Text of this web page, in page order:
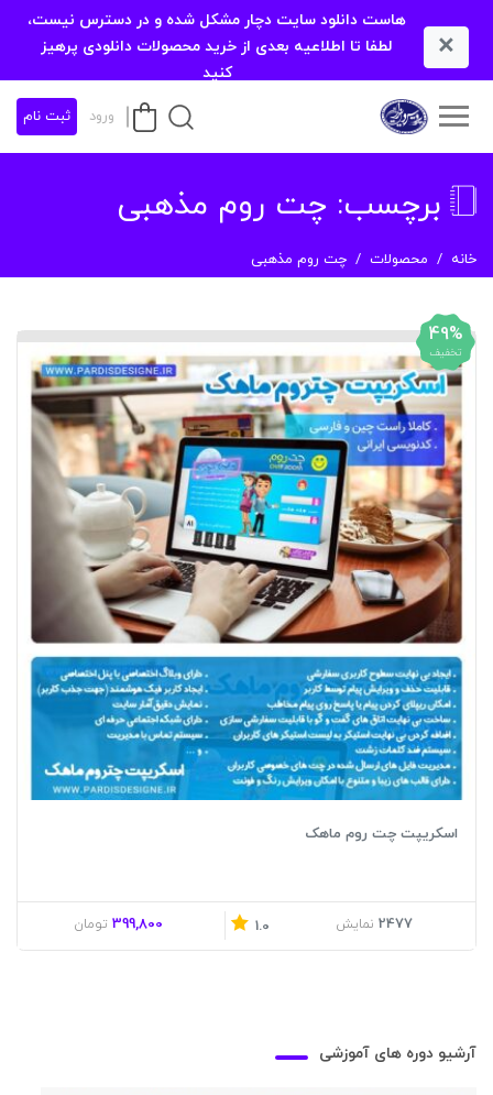
×
هاست دانلود سایت دچار مشکل شده و در دسترس نیست،
لطفا تا اطلاعیه بعدی از خرید محصولات دانلودی پرهیز
کنید
ورود ثبت نام
برچسب: چت روم مذهبی
خانه محصولات چت روم مذهبی
49%
تخفیف
اسکریپت چت روم ماهک
2477 نمایش 1.0
399,800 تومان
آرشیو دوره های آموزشی